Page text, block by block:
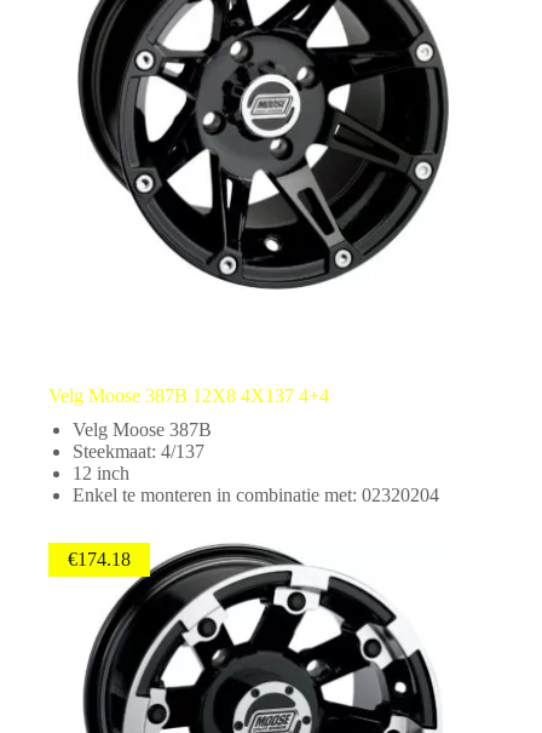
Velg Moose 387B 12X8 4X137 4+4
Velg Moose 387B
Steekmaat: 4/137
12 inch
Enkel te monteren in combinatie met: 02320204
€174.18